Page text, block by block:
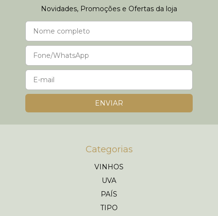
Novidades, Promoções e Ofertas da loja
Categorias
VINHOS
UVA
PAÍS
TIPO